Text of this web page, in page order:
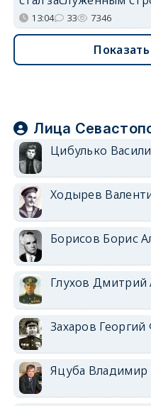
13:04 33 7346
Лица
Цибулько
Ходырев
Борисов Борис
Глухов Дмитрий
Захаров
Яцуба Владимир